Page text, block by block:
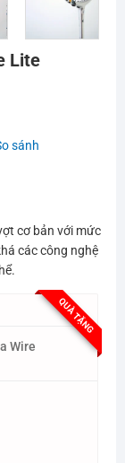
Lite
sánh
cơ bản với mức
các công nghệ
QUÀ TẶNG
Wire